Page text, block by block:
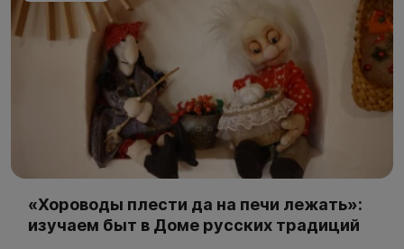
«Хороводы плести да на печи лежать»:
изучаем быт в Доме русских традиций